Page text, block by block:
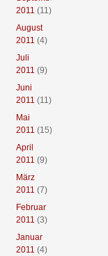
2011 (11)
August
2011 (4)
Juli
2011 (9)
Juni
2011 (11)
Mai
2011 (15)
April
2011 (9)
März
2011 (7)
Februar
2011 (3)
Januar
2011 (4)